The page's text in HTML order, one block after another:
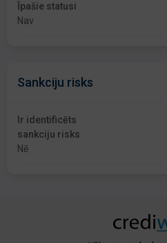
Īpašie statusi
Nav
Sankciju risks
Ir identificēts
sankciju risks
Nē